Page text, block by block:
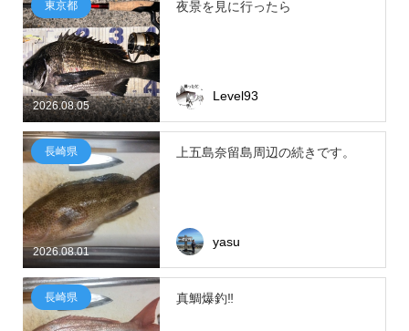
2026.08.05
東京都 夜景を見に行ったら
Level93
2026.08.01
長崎県 上五島奈留島周辺の続きです。
yasu
長崎県 真鯛爆釣‼